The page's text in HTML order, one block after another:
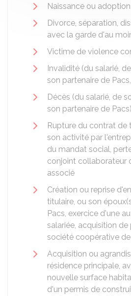
Naissance ou
Divorce, séparation,
avec la garde d'au
Victime de violence
Invalidité (du salarié,
son partenaire de
Décès (du salarié, de
son partenaire de Pacs)
Rupture du contrat de
son activité par
du mandat social,
conjoint collaborateur
associé
Création ou reprise
titulaire, ou son
Pacs, exercice d'une
salariée, acquisition
société coopérative
Acquisition ou
résidence principale,
nouvelle surface
d'un permis de